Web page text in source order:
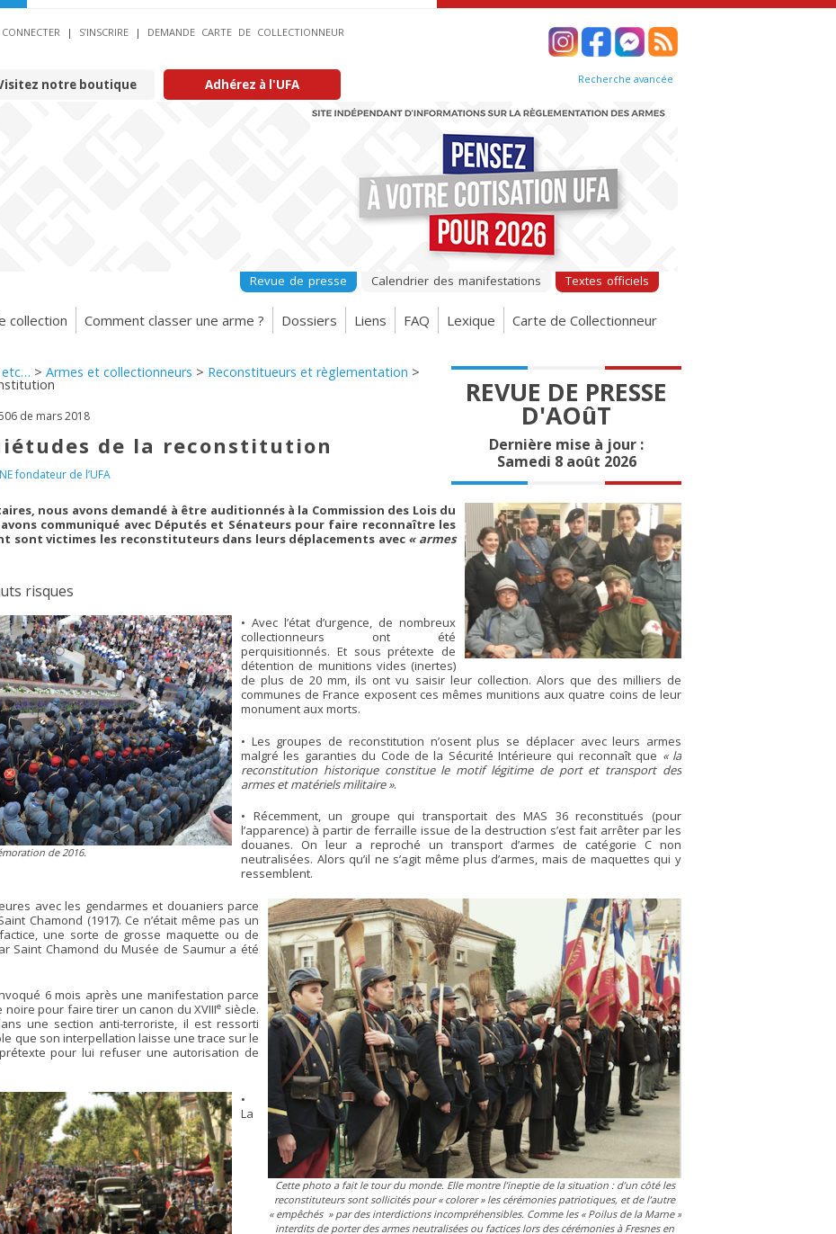
| S’INSCRIRE | DEMANDE CARTE DE COLLECTIONNEUR
notre boutique Adhérez à l'UFA Recherche avancée
Revue de presse Calendrier des manifestations Textes officiels
collection Comment classer une arme ? Dossiers Liens FAQ Lexique Carte de Collectionneur
REVUE DE PRESSE
D'AOûT
Dernière mise à jour :
Samedi 8 août 2026
etc… > Armes et collectionneurs > Reconstitueurs et règlementation >
de mars 2018
de la reconstitution
fondateur de l’UFA
nous avons demandé à être auditionnés à la Commission des Lois du
communiqué avec Députés et Sénateurs pour faire reconnaître les
sont victimes les reconstituteurs dans leurs déplacements avec « armes
risques
de 2016.
• Avec l’état d’urgence, de nombreux
collectionneurs ont été
perquisitionnés. Et sous prétexte de
détention de munitions vides (inertes)
de plus de 20 mm, ils ont vu saisir leur collection. Alors que des milliers de
communes de France exposent ces mêmes munitions aux quatre coins de leur
monument aux morts.
• Les groupes de reconstitution n’osent plus se déplacer avec leurs armes
malgré les garanties du Code de la Sécurité Intérieure qui reconnaît que « la
reconstitution historique constitue le motif légitime de port et transport des
armes et matériels militaire ».
• Récemment, un groupe qui transportait des MAS 36 reconstitués (pour
l’apparence) à partir de ferraille issue de la destruction s’est fait arrêter par les
douanes. On leur a reproché un transport d’armes de catégorie C non
neutralisées. Alors qu’il ne s’agit même plus d’armes, mais de maquettes qui y
ressemblent.
Cette photo a fait le tour du monde. Elle montre l’ineptie de la situation : d’un côté les
reconstituteurs sont sollicités pour « colorer » les cérémonies patriotiques, et de l’autre
« empêchés » par des interdictions incompréhensibles. Comme les « Poilus de la Marne »
interdits de porter des armes neutralisées ou factices lors des cérémonies à Fresnes en
avec les gendarmes et douaniers parce
Chamond (1917). Ce n’était même pas un
une sorte de grosse maquette ou de
Saint Chamond du Musée de Saumur a été
6 mois après une manifestation parce
noire pour faire tirer un canon du XVIIIe siècle.
une section anti-terroriste, il est ressorti
que son interpellation laisse une trace sur le
pour lui refuser une autorisation de
•
La